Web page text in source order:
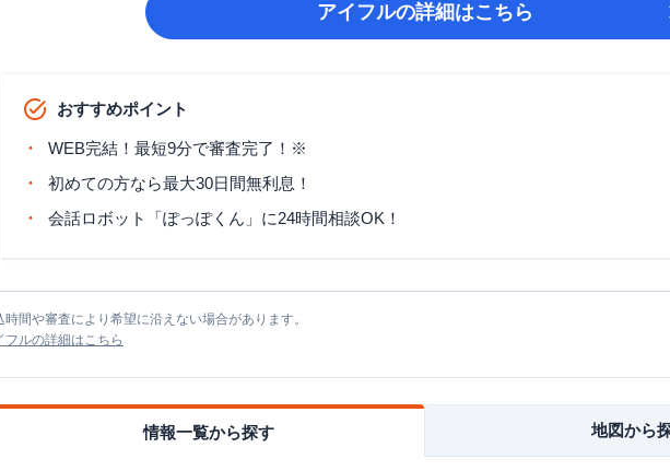
アイフルの詳細はこちら
おすすめポイント
WEB完結！最短9分で審査完了！※
初めての方なら最大30日間無利息！
会話ロボット「ぽっぽくん」に24時間相談OK！
時間や審査により希望に沿えない場合があります。
フルの詳細はこちら
情報一覧から探す 地図から